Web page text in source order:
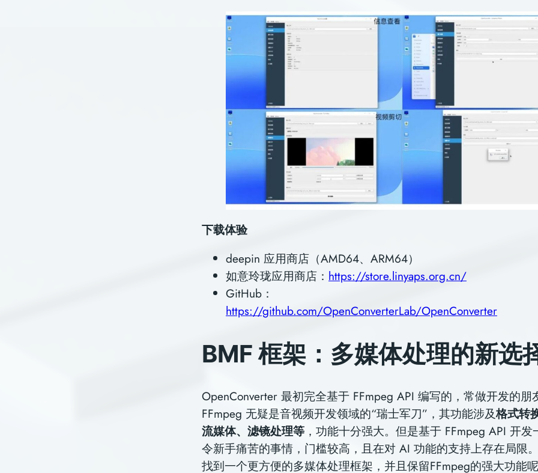
下载体验
deepin 应用商店（AMD64、ARM64）
如意玲珑应用商店： https://store.linyaps.org.cn/
GitHub：
https://github.com/OpenConverterLab/OpenConverter
BMF 框架：多媒体处理的新选
OpenConverter 最初完全基于 FFmpeg API 编写的，常做开发的朋
FFmpeg 无疑是⾳视频开发领域的“瑞⼠军⼑”，其功能涉及格式转
流媒体、滤镜处理等 ，功能⼗分强⼤。但是基于 FFmpeg API 开
令新⼿痛苦的事情，⻔槛较⾼，且在对 AI 功能的支持上存在局限
找到⼀个更⽅便的多媒体处理框架，并且保留FFmpeg的强⼤功能